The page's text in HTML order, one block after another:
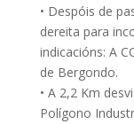
• Despóis de
dereita para
indicacións: A
de Bergondo.
• A 2,2 Km
Polígono